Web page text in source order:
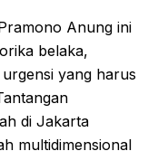
Anung ini
belaka,
yang harus
di Jakarta
multidimensional